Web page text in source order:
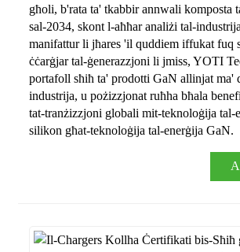
għoli, b'rata ta' tkabbir annwali komposta
sal-2034, skont l-aħħar analiżi tal-
manifattur li jħares 'il quddiem iffukat fuq
ċċarġjar tal-ġenerazzjoni li jmiss, YOTI
portafoll sħiħ ta' prodotti GaN allinjat ma'
industrija, u pożizzjonat ruħha bħala
tat-tranżizzjoni globali mit-teknoloġija tal-
silikon għat-teknoloġija tal-enerġija GaN.